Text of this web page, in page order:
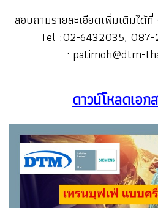
สอบถามรายละเอียดเพิ่มเติมไ
Tel :02-6432035,
: patimoh@dtm-
ดาวน์โหลดเอก